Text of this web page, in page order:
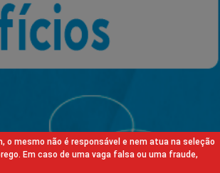
mesmo não é responsável e nem atua na seleção
Em caso de uma vaga falsa ou uma fraude,